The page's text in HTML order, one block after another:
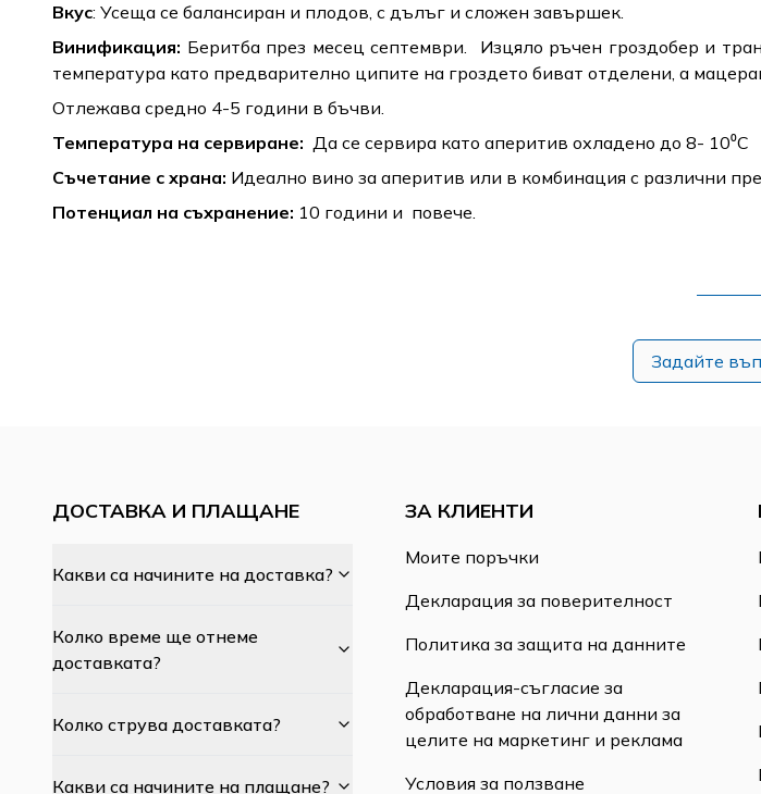
Вкус: Усеща се балансиран и плодов, с дълъг и сложен завършек.
Винификация: Беритба през месец септември.
Изцяло ръчен гроздобер и
температура като предварително ципите на гроздето биват отделени, а
Отлежава средно 4-5 години в бъчви.
Температура на сервиране: Да се сервира като аперитив охладено до 8- 10⁰C
Съчетание с храна: Идеално вино за аперитив или в комбинация с различни
Потенциал на съхранение: 10 години и повече.
Задайте
ДОСТАВКА И ПЛАЩАНЕ
Какви са начините на доставка?
Колко време ще отнеме
доставката?
Колко струва доставката?
Какви са начините на плащане?
ЗА КЛИЕНТИ
Моите поръчки
Декларация за поверителност
Политика за защита на данните
Декларация-съгласие за
обработване на лични данни за
целите на маркетинг и реклама
Условия за ползване